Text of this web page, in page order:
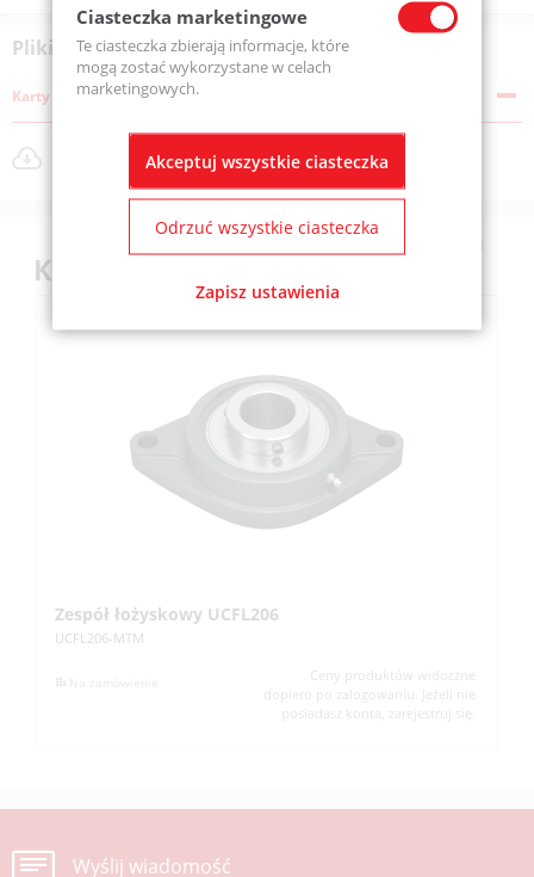
Pliki do pobrania
Karty katalogowe
Rozmiar pliku: 21 KB
Klienci kupili również
Zespół łożyskowy UCFL206
UCFL206-MTM
Ceny produktów widoczne
dopiero po zalogowaniu. Jeżeli nie
posiadasz konta, zarejestruj się.
Wyślij wiadomość
Ciasteczka marketingowe
Te ciasteczka zbierają informacje, które
mogą zostać wykorzystane w celach
marketingowych.
Akceptuj wszystkie ciasteczka
Odrzuć wszystkie ciasteczka
Zapisz ustawienia